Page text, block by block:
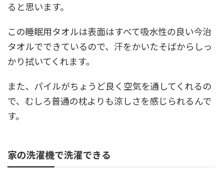
ると思います。
この睡眠用タオルは表面はすべて吸水性の良い今治
タオルでできているので、汗をかいたそばからしっ
かり拭いてくれます。
また、パイルがちょうど良く空気を通してくれるの
で、むしろ普通の枕よりも涼しさを感じられるんで
す。
家の洗濯機で洗濯できる